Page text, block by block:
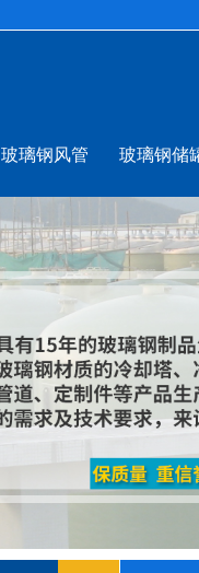
玻璃钢风管 玻璃钢储